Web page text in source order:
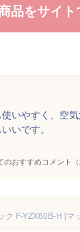
品をサイト
いやすく、空
いです。
のおすすめコメント（
F-YZX60B-H [マ